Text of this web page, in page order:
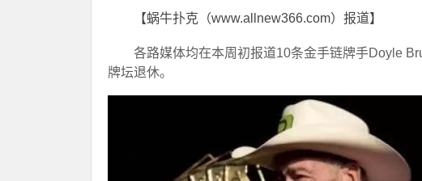
【蜗牛扑克（www.allnew366.com）报道】
各路媒体均在本周初报道10条金手链牌手Doyle
牌坛退休。